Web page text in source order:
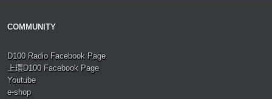
COMMUNITY
D100 Radio Facebook Page
上環D100 Facebook Page
Youtube
e-shop